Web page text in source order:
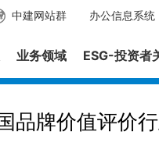
办公信息系统
中建网站群
业务领域 ESG-投资者
品牌价值评价